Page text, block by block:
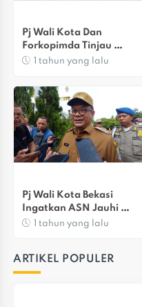
Pj Wali Kota Dan
Forkopimda Tinjau
Keamanan Natal Di
1 tahun yang lalu
Pj Wali Kota Bekasi
Ingatkan ASN Jauhi
Korupsi
1 tahun yang lalu
ARTIKEL POPULER